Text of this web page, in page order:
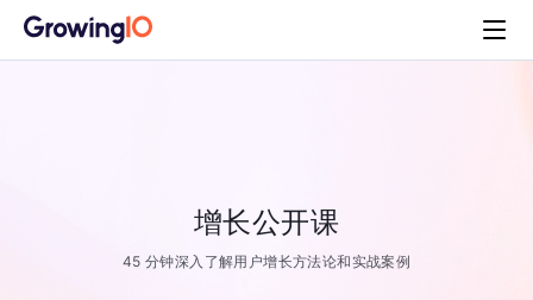
增长公开课
45 分钟深入了解用户增长方法论和实战案例